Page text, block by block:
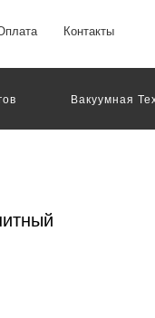
Контакты
Вакуумная